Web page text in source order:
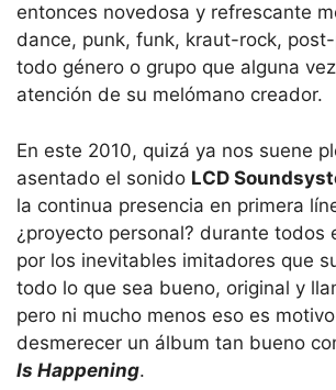
entonces novedosa y refrescante
dance, punk, funk, kraut-rock,
todo género o grupo que alguna
atención de su melómano creador.
En este 2010, quizá ya nos suene
asentado el sonido LCD
la continua presencia en primera
¿proyecto personal? durante todos
por los inevitables imitadores que
todo lo que sea bueno, original y
pero ni mucho menos eso es
desmerecer un álbum tan bueno
Is Happening.